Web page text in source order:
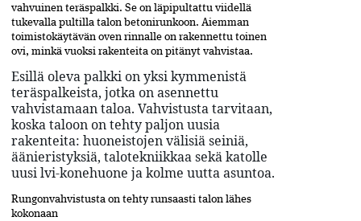
vahvuinen teräspalkki. Se on läpipultattu viidellä
tukevalla pultilla talon betonirunkoon. Aiemman
toimistokäytävän oven rinnalle on rakennettu toinen
ovi, minkä vuoksi rakenteita on pitänyt vahvistaa.
Esillä oleva palkki on yksi kymmenistä
teräspalkeista, jotka on asennettu
vahvistamaan taloa. Vahvistusta tarvitaan,
koska taloon on tehty paljon uusia
rakenteita: huoneistojen välisiä seiniä,
äänieristyksiä, talotekniikkaa sekä katolle
uusi lvi-konehuone ja kolme uutta asuntoa.
Rungonvahvistusta on tehty runsaasti talon lähes
kokonaan